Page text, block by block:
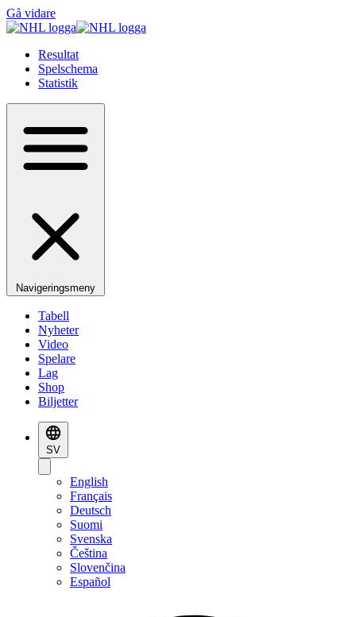
Gå vidare
Resultat
Spelschema
Statistik
Navigeringsmeny
Tabell
Nyheter
Video
Spelare
Lag
Shop
Biljetter
SV
English
Français
Deutsch
Suomi
Svenska
Čeština
Slovenčina
Español